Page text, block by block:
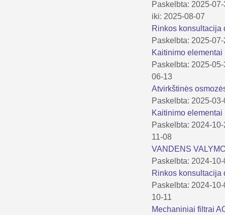
Paskelbta: 2025-
iki: 2025-08-07
Rinkos konsultacija
Paskelbta: 2025-
Kaitinimo elementai
Paskelbta: 2025-
06-13
Atvirkštinės
Paskelbta: 2025-
Kaitinimo elementai
Paskelbta: 2024-
11-08
VANDENS
Paskelbta: 2024-
Rinkos
Paskelbta: 2024-
10-11
Mechaniniai filtrai